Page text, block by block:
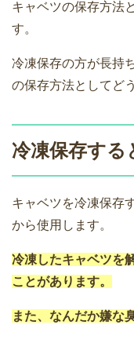
キャベツの保存方法
す。
冷凍保存の方が長持
の保存方法としてど
冷凍保存する
キャベツを冷凍保存
から使用します。
冷凍したキャベツを
ことがあります。
また、なんだか嫌な